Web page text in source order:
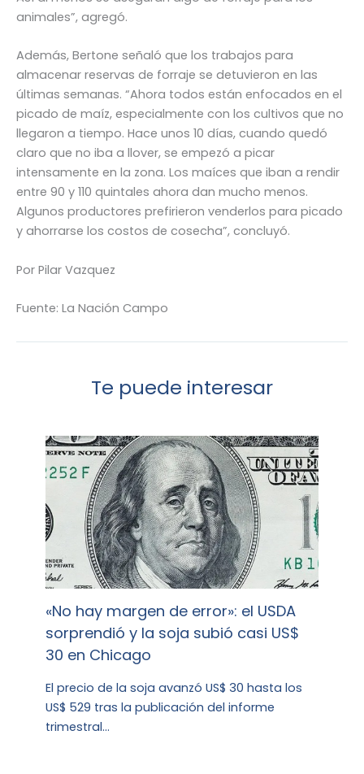
animales”, agregó.
Además, Bertone señaló que los trabajos para
almacenar reservas de forraje se detuvieron en las
últimas semanas. “Ahora todos están enfocados en el
picado de maíz, especialmente con los cultivos que no
llegaron a tiempo. Hace unos 10 días, cuando quedó
claro que no iba a llover, se empezó a picar
intensamente en la zona. Los maíces que iban a rendir
entre 90 y 110 quintales ahora dan mucho menos.
Algunos productores prefirieron venderlos para picado
y ahorrarse los costos de cosecha”, concluyó.
Por Pilar Vazquez
Fuente: La Nación Campo
Te puede interesar
«No hay margen de error»: el USDA
sorprendió y la soja subió casi US$
30 en Chicago
El precio de la soja avanzó US$ 30 hasta los
US$ 529 tras la publicación del informe
trimestral…